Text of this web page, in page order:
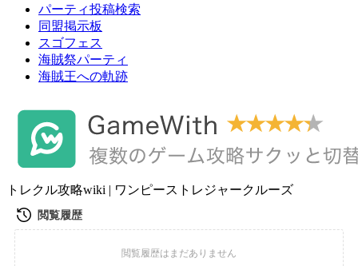
パーティ投稿検索
同盟掲示板
スゴフェス
海賊祭パーティ
海賊王への軌跡
トレクル攻略wiki | ワンピーストレジャークルーズ